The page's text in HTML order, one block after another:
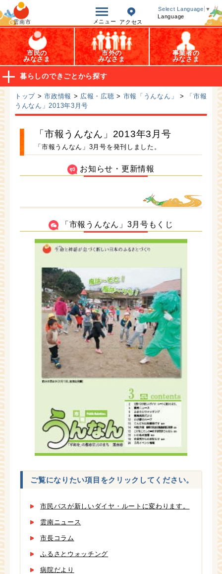
雲南市 メニュー アクセス
Select Language ▼
Language
オープンデータ
市民の
みなさま
市外の
みなさま
事業者の
みなさま
暮らしのできごとから探す
トップ >市政情報 > 広報・広聴 > 市報「うんなん」 >
「市報
うんなん」2013年3月号
「市報うんなん」2013年3月号
「市報うんなん」3月号を発刊しました。
お知らせ・更新情報
「市報うんなん」3月号もくじ
ご覧になりたい項目をクリックしてください。
市民バスが新しいダイヤ・ルートに変わります。
雲南ニュース
市長コラム
ふるさとウォッチング
病院だより